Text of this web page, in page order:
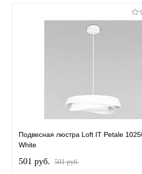
Подвесная люстра Loft IT Petale
White
501 pуб. 501 pуб.